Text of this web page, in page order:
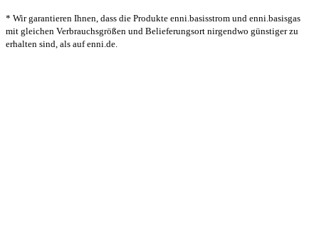
* Wir garantieren Ihnen, dass die Produkte enni.basisstrom und enni.basisgas
mit gleichen Verbrauchsgrößen und Belieferungsort nirgendwo günstiger zu
erhalten sind, als auf enni.de.